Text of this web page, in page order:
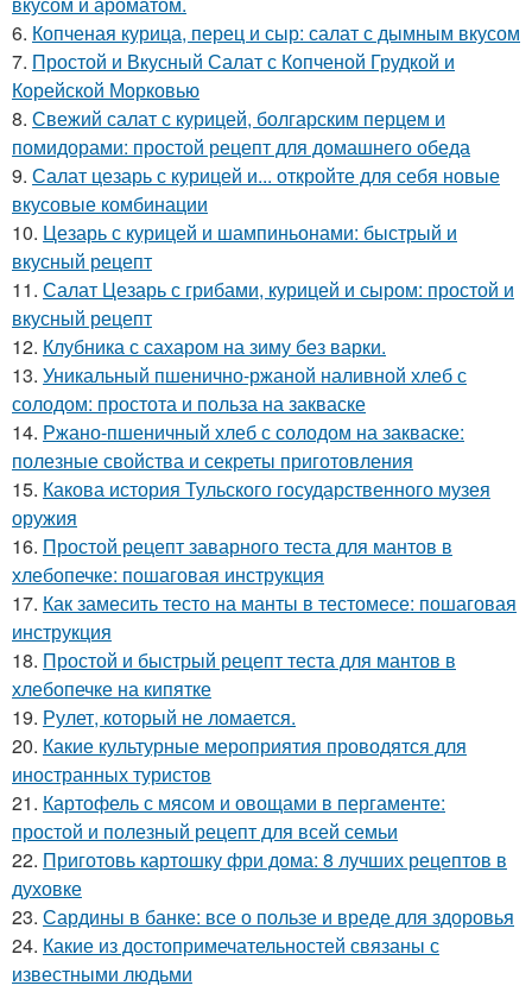
6. Копченая курица, перец и сыр: салат с дымным вкусом
7. Простой и Вкусный Салат с Копченой Грудкой и
Корейской Морковью
8. Свежий салат с курицей, болгарским перцем и
помидорами: простой рецепт для домашнего обеда
9. Салат цезарь с курицей и... откройте для себя новые
вкусовые комбинации
10. Цезарь с курицей и шампиньонами: быстрый и
вкусный рецепт
11. Салат Цезарь с грибами, курицей и сыром: простой и
вкусный рецепт
12. Клубника с сахаром на зиму без варки.
13. Уникальный пшенично-ржаной наливной хлеб с
солодом: простота и польза на закваске
14. Ржано-пшеничный хлеб с солодом на закваске:
полезные свойства и секреты приготовления
15. Какова история Тульского государственного музея
оружия
16. Простой рецепт заварного теста для мантов в
хлебопечке: пошаговая инструкция
17. Как замесить тесто на манты в тестомесе: пошаговая
инструкция
18. Простой и быстрый рецепт теста для мантов в
хлебопечке на кипятке
19. Рулет, который не ломается.
20. Какие культурные мероприятия проводятся для
иностранных туристов
21. Картофель с мясом и овощами в пергаменте:
простой и полезный рецепт для всей семьи
22. Приготовь картошку фри дома: 8 лучших рецептов в
духовке
23. Сардины в банке: все о пользе и вреде для здоровья
24. Какие из достопримечательностей связаны с
известными людьми